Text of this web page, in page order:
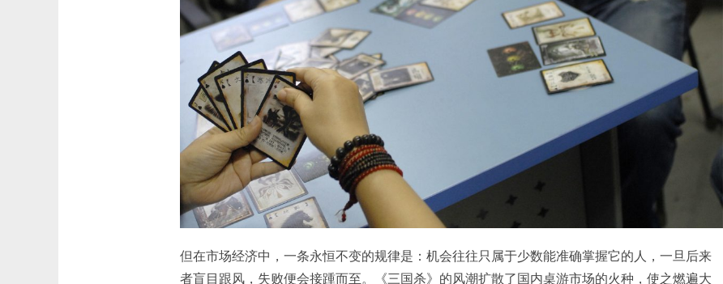
但在市场经济中，一条永恒不变的规律是：机会往往只属于少数能准确掌握它的人，一旦后来
者盲目跟风，失败便会接踵而至。《三国杀》的风潮扩散了国内桌游市场的火种，使之燃遍大